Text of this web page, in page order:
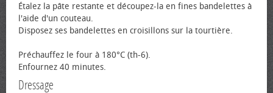
Étalez la pâte restante et découpez-la en fines bandelettes à
l'aide d'un couteau.
Disposez ses bandelettes en croisillons sur la tourtière.
Préchauffez le four à 180°C (th-6).
Enfournez 40 minutes.
Dressage